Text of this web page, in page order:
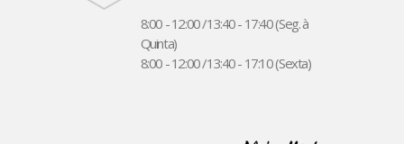
8:00 - 12:00 /13:40 - 17:40 (Seg. à
Quinta)
8:00 - 12:00 /13:40 - 17:10 (Sexta)